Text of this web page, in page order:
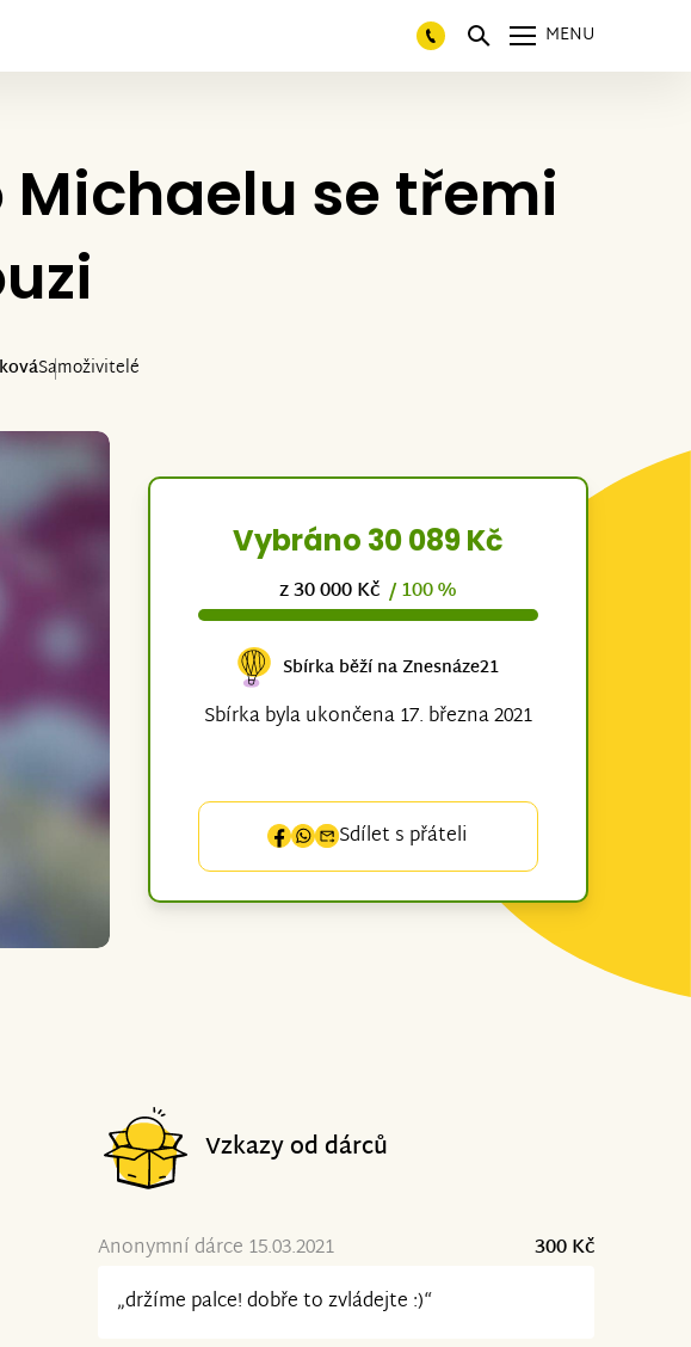
MENU
se třemi
Samoživitelé
Vybráno 30 089 Kč
z 30 000 Kč/ 100 %
Sbírka běží na Znesnáze21
Sbírka byla ukončena 17. března 2021
Sdílet s přáteli
Vzkazy od dárců
Anonymní dárce 15.03.2021
300 Kč
„držíme palce! dobře to zvládejte :)“